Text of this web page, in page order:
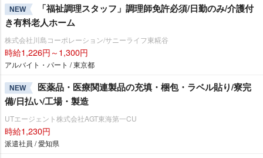
NEW
「福祉調理スタッフ」調理師免許必須/日勤のみ/介護付
き有料老人ホーム
株式会社川島コーポレーション/サニーライフ東糀谷
時給1,226円～1,300円
アルバイト・パート / 東京都
NEW
医薬品・医療関連製品の充填・梱包・ラベル貼り/寮完
備/日払い/工場・製造
UTエージェント株式会社AGT東海第一CU
時給1,230円
派遣社員 / 愛知県